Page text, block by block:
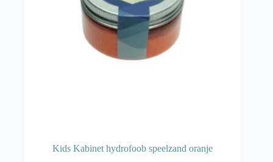
Kids Kabinet hydrofoob speelzand oranje